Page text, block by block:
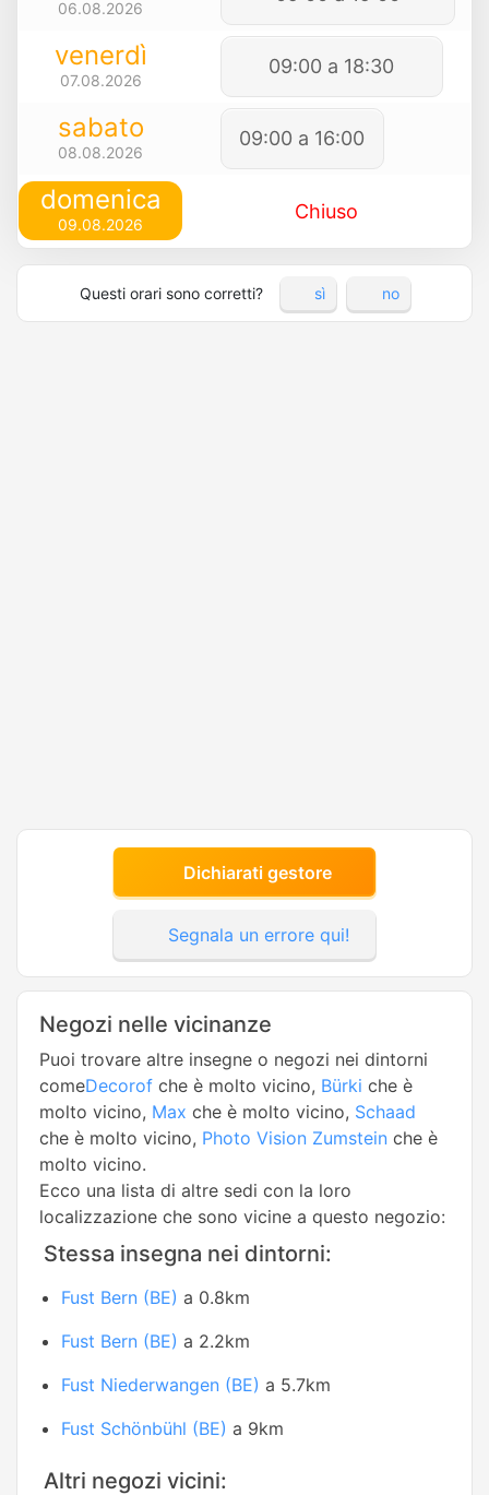
06.08.2026
venerdì
07.08.2026
09:00 a 18:30
sabato
08.08.2026
09:00 a 16:00
domenica
09.08.2026
Chiuso
Questi orari sono corretti? sì no
Dichiarati gestore
Segnala un errore qui!
Negozi nelle vicinanze
Puoi trovare altre insegne o negozi nei dintorni
comeDecorof che è molto vicino, Bürki che è
molto vicino, Max che è molto vicino, Schaad
che è molto vicino, Photo Vision Zumstein che è
molto vicino.
Ecco una lista di altre sedi con la loro
localizzazione che sono vicine a questo negozio:
Stessa insegna nei dintorni:
Fust Bern (BE) a 0.8km
Fust Bern (BE) a 2.2km
Fust Niederwangen (BE) a 5.7km
Fust Schönbühl (BE) a 9km
Altri negozi vicini: